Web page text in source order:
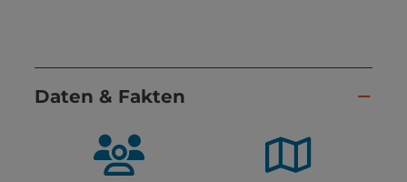
Daten & Fakten